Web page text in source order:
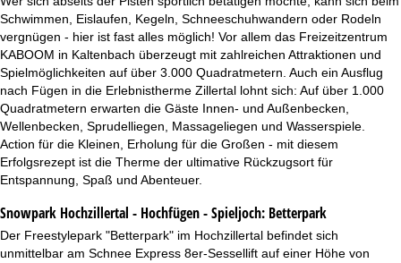
Schwimmen, Eislaufen, Kegeln, Schneeschuhwandern oder Rodeln
vergnügen - hier ist fast alles möglich! Vor allem das Freizeitzentrum
KABOOM in Kaltenbach überzeugt mit zahlreichen Attraktionen und
Spielmöglichkeiten auf über 3.000 Quadratmetern. Auch ein Ausflug
nach Fügen in die Erlebnistherme Zillertal lohnt sich: Auf über 1.000
Quadratmetern erwarten die Gäste Innen- und Außenbecken,
Wellenbecken, Sprudelliegen, Massageliegen und Wasserspiele.
Action für die Kleinen, Erholung für die Großen - mit diesem
Erfolgsrezept ist die Therme der ultimative Rückzugsort für
Entspannung, Spaß und Abenteuer.
Snowpark Hochzillertal - Hochfügen - Spieljoch: Betterpark
Der Freestylepark "Betterpark" im Hochzillertal befindet sich
unmittelbar am Schnee Express 8er-Sessellift auf einer Höhe von